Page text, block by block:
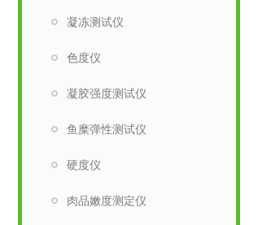
凝冻测试仪
色度仪
凝胶强度测试仪
鱼糜弹性测试仪
硬度仪
肉品嫩度测定仪